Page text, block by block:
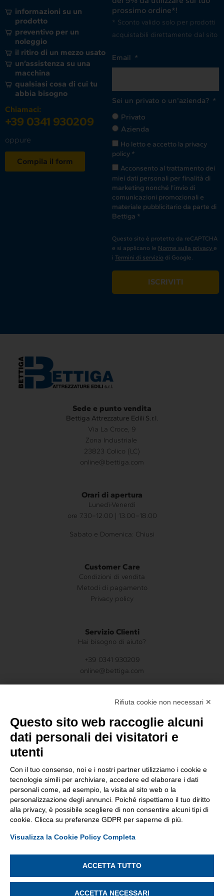
informazioni su un
prodotto
preventivo per un
noleggio
il ritiro di un mezzo usato
un’assistenza su una
macchina
qualsiasi cosa di cui tu
abbia bisogno
Chiamaci:
+39 0341 930209
oppure
Compila il form
prossimo ordine*!
* Sconto valido solo per prodotti
acquistabili direttamente dal sito
Email
Sei un privato o un'azienda?
Privato
Azienda
Ho letto e accetto la privacy
policy *
Acconsento al trattamento dei
miei dati personali per finalità di
marketing nonché l'invio di
comunicazioni promozionali e
materiale pubblicitario da parte di
Bettiga *
Questo sito è protetto da reCAPTCHA
e si applicano le Norme sulla privacy e
i Termini di servizio di Google.
ISCRIVITI
Sede e punto vendita
Bettiga Attrezzature Edili S.r.l.
Via La Croce, 9
Zona Industriale
23823 Colico (LC)
online@bettiga.com
Orari di apertura
Lunedì-Venerdì
ore 7.30–12.00 | 13.00–18.00
Sabato e Domenica: Chiusi
Customer Care
Condizioni di vendita
Metodi di pagamento
Privacy policy
Servizio Clienti
Hai bisogno di aiuto?
+39 0341 930209
online@bettiga.com
Social
Instagram
CONDIVISIONE E SICUREZZA E DATI
Partecipazione al bando Transizione Digitale delle Imprese
Lombarde finanziato dal Programma regionale a valere sul
Regione Lombardia PR FESR 2021-2027
Rifiuta cookie non necessari ✕
Questo sito web raccoglie alcuni
dati personali dei visitatori e
utenti
Con il tuo consenso, noi e i nostri partner utilizziamo i cookie e
tecnologie simili per archiviare, accedere ed elaborare i dati
personali come, ad esempio, la visita al sito web o la
personalizzazione degli annunci. Poiché rispettiamo il tuo diritto
alla privacy, è possibile scegliere di non consentire alcuni tipi di
cookie. Clicca su preferenze GDPR per saperne di più.
Visualizza la Cookie Policy Completa
ACCETTA TUTTO
ACCETTA NECESSARI